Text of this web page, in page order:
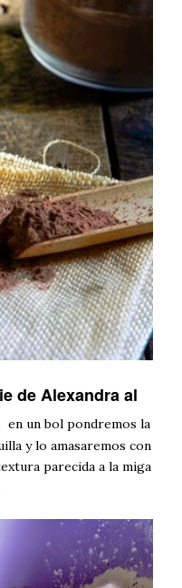
de Alexandra al
en un bol pondremos la
y lo amasaremos con
parecida a la miga